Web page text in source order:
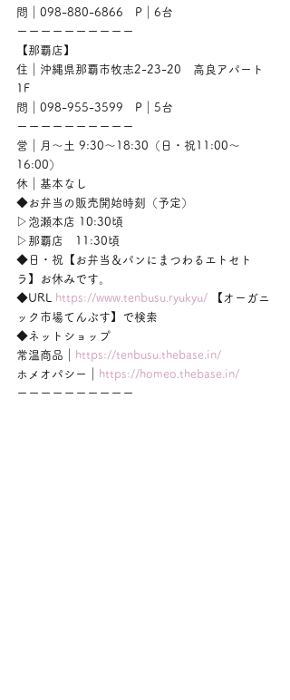
問｜098-880-6866　P｜6台
ーーーーーーーーーー
【那覇店】
住｜沖縄県那覇市牧志2-23-20　高良アパート
1F
問｜098-955-3599　P｜5台
ーーーーーーーーーー
営｜月〜土 9:30〜18:30（日・祝11:00〜
16:00）
休｜基本なし
◆お弁当の販売開始時刻（予定）
▷泡瀬本店 10:30頃
▷那覇店　11:30頃
◆日・祝【お弁当＆パンにまつわるエトセト
ラ】お休みです。
◆URL
https://www.tenbusu.ryukyu/ 【オーガニ
ック市場てんぶす】で検索
◆ネットショップ
常温商品｜
https://tenbusu.thebase.in/
ホメオパシー｜
https://homeo.thebase.in/
ーーーーーーーーーー